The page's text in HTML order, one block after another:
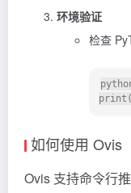
环境验证
检查
如何使用 Ovis
Ovis 支持命令行